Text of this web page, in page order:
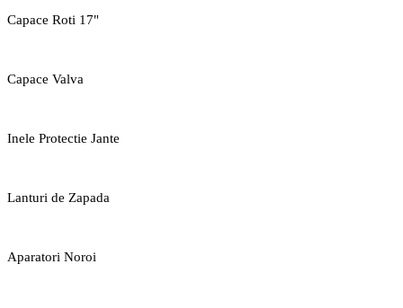
Capace Roti 17"
Capace Valva
Inele Protectie Jante
Lanturi de Zapada
Aparatori Noroi